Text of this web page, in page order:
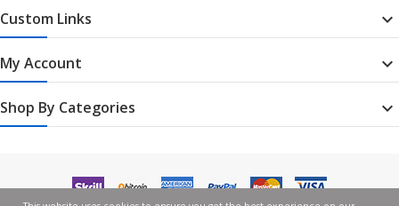
Custom Links 
My Account 
Shop By Categories 